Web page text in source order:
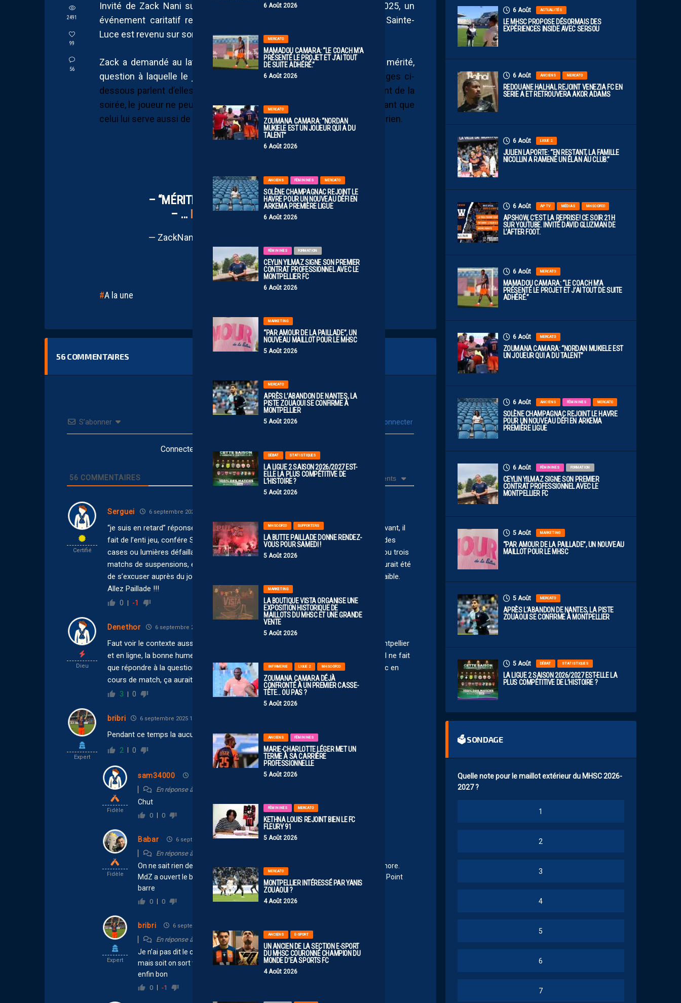
6 Août 2026
MERCATO
MAMADOU CAMARA: “LE COACH M’A
PRÉSENTÉ LE PROJET ET J’AI TOUT
DE SUITE ADHÉRÉ.”
6 Août 2026
MERCATO
ZOUMANA CAMARA: “NORDAN
MUKIELE EST UN JOUEUR QUI A DU
TALENT”
6 Août 2026
ANCIENS FÉMININES MERCATO
SOLÈNE CHAMPAGNAC REJOINT LE
HAVRE POUR UN NOUVEAU DÉFI EN
ARKEMA PREMIÈRE LIGUE
6 Août 2026
FÉMININES FORMATION
CEYLIN YILMAZ SIGNE SON PREMIER
CONTRAT PROFESSIONNEL AVEC LE
MONTPELLIER FC
6 Août 2026
MARKETING
“PAR AMOUR DE LA PAILLADE”, UN
NOUVEAU MAILLOT POUR LE MHSC
5 Août 2026
MERCATO
APRÈS L’ABANDON DE NANTES, LA
PISTE ZOUAOUI SE CONFIRME À
MONTPELLIER
5 Août 2026
DÉBAT STATISTIQUES
LA LIGUE 2 SAISON 2026/2027 EST-
ELLE LA PLUS COMPÉTITIVE DE
L’HISTOIRE ?
5 Août 2026
MHSC-DFCO SUPPORTERS
LA BUTTE PAILLADE DONNE RENDEZ-
VOUS POUR SAMEDI !
5 Août 2026
MARKETING
LA BOUTIQUE VISTA ORGANISE UNE
EXPOSITION HISTORIQUE DE
MAILLOTS DU MHSC ET UNE GRANDE
VENTE
5 Août 2026
INFIRMERIE LIGUE 2 MHSC-DFCO
ZOUMANA CAMARA DÉJÀ
CONFRONTÉ À UN PREMIER CASSE-
TÊTE… OU PAS ?
5 Août 2026
ANCIENS FÉMININES
MARIE-CHARLOTTE LÉGER MET UN
TERME À SA CARRIÈRE
PROFESSIONNELLE
5 Août 2026
FÉMININES MERCATO
KETHNA LOUIS REJOINT BIEN LE FC
FLEURY 91
5 Août 2026
MERCATO
MONTPELLIER INTÉRESSÉ PAR YANIS
ZOUAOUI ?
4 Août 2026
ANCIENS E-SPORT
UN ANCIEN DE LA SECTION E-SPORT
DU MHSC COURONNÉ CHAMPION DU
MONDE D’EA SPORTS FC
4 Août 2026
2491
99
56
Invité de Zack Nani sur Twitch hier soir dans le cadre du ZEvent 2025, un
événement caritatif regroupant différents steamers français, Théo Sainte-
Luce est revenu sur son carton rouge pris face à Troyes.
Zack a demandé au latéral gauche pailladin si pour lui le rouge était mérité,
question à laquelle le joueur du MHSC ne semblait pas sûr.
Les images ci-
dessous parlent d’elles-mêmes. Pris par le contexte forcément marrant de la
soirée, le joueur ne peut s’empêcher de rigoler du visionnage, en espérant que
celui lui serve aussi de leçon, coûter 3 points à son équipe, ce n’est pas rien.
– “MÉRITÉ OU PAS LE ROUGE QUE T’AS PRIS ?”
– …
PIC.TWITTER.COM/U5CUZBFOEX
— ZackNaniProd (@ZackNaniProd)
A la une
56 COMMENTAIRES
S’abonner Se connecter avec : vous connecter
Connectez-vous pour poster un commentaire
56 COMMENTAIRES Récents
Certifié
Serguei 6 septembre 2025 19:12
“je suis en retard” réponse inadaptée, il fonce sur le joueur le ou les deux pieds en avant, il
fait de l’enti jeu, confére Spaiic avec ses coups de coudes, en fin bref il lui manque des
cases ou lumières défaillantes à certains étage de son bulbe. IL aurait mérité deux ou trois
matchs de suspensions, et il fait perdre des points à l’équipe. Le plus normal cela aurait été
de s’excuser auprès du joueur, mais cela aurait été interprété comme un geste de faible.
Allez Paillade !!!
0 -1
Dieu
Denethor 6 septembre 2025 16:44
Faut voir le contexte aussi ! C’est le Zevent, organisation caritative très suivie à Montpellier
et en ligne, la bonne humeur en première ligne. Je n’en veux pas à Théo sachant qu’il ne fait
que répondre à la question en mode chill relax et bonne humeur. Si c’était sur le banc en
cours de match, ça aurait été autre chose. Mais la, on peut clore le débat
3 0
Expert
bribri 6 septembre 2025 16:39
Pendant ce temps la aucun article sur le roi de la cité gely qui tacle mdz
2 0
Fidèle
sam34000
En réponse à
Chut
0 0
Fidèle
Babar 6 septembre 2025 17:46
En réponse à
On ne sait rien de leurs rapports. Cessons de parler de choses interne qu’on ignore.
MdZ a ouvert le bal en parlant de lui, Teji a enfin un micro pour danser avec lui. Point
barre
0 0
Expert
bribri 6 septembre 2025 18:06
En réponse à
Je n’ai pas dit le contraire
mais soit on sort tout et n’importe soit rien il ne faut pas choisir les débats
enfin bon
0 -1
6 Août ACTUALITÉS
LE MHSC PROPOSE DÉSORMAIS DES
EXPÉRIENCES INSIDE AVEC SERSOU
6 Août ANCIENS MERCATO
REDOUANE HALHAL REJOINT VENEZIA FC EN
SERIE A ET RETROUVERA AKOR ADAMS
6 Août LIGUE 2
JULIEN LAPORTE: “EN RESTANT, LA FAMILLE
NICOLLIN A RAMENÉ UN ÉLAN AU CLUB.”
6 Août AP TV MÉDIAS MHSC-DFCO
APSHOW, C’EST LA REPRISE! CE SOIR 21H
SUR YOUTUBE. INVITÉ DAVID GLUZMAN DE
L’AFTER FOOT.
6 Août MERCATO
MAMADOU CAMARA: “LE COACH M’A
PRÉSENTÉ LE PROJET ET J’AI TOUT DE SUITE
ADHÉRÉ.”
6 Août MERCATO
ZOUMANA CAMARA: “NORDAN MUKIELE EST
UN JOUEUR QUI A DU TALENT”
6 Août ANCIENS FÉMININES MERCATO
SOLÈNE CHAMPAGNAC REJOINT LE HAVRE
POUR UN NOUVEAU DÉFI EN ARKEMA
PREMIÈRE LIGUE
6 Août FÉMININES FORMATION
CEYLIN YILMAZ SIGNE SON PREMIER
CONTRAT PROFESSIONNEL AVEC LE
MONTPELLIER FC
5 Août MARKETING
“PAR AMOUR DE LA PAILLADE”, UN NOUVEAU
MAILLOT POUR LE MHSC
5 Août MERCATO
APRÈS L’ABANDON DE NANTES, LA PISTE
ZOUAOUI SE CONFIRME À MONTPELLIER
5 Août DÉBAT STATISTIQUES
LA LIGUE 2 SAISON 2026/2027 EST-ELLE LA
PLUS COMPÉTITIVE DE L’HISTOIRE ?
🗳 SONDAGE
Quelle note pour le maillot extérieur du MHSC 2026-
2027 ?
1
2
3
4
5
6
7